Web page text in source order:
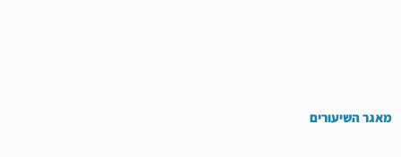
מאגר השיעורים